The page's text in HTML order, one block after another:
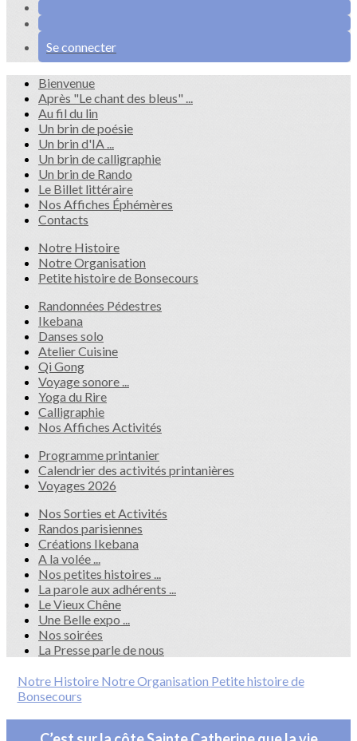
Se connecter
Bienvenue
Après "Le chant des bleus" ...
Au fil du lin
Un brin de poésie
Un brin d'IA ...
Un brin de calligraphie
Un brin de Rando
Le Billet littéraire
Nos Affiches Éphémères
Contacts
Notre Histoire
Notre Organisation
Petite histoire de Bonsecours
Randonnées Pédestres
Ikebana
Danses solo
Atelier Cuisine
Qi Gong
Voyage sonore ...
Yoga du Rire
Calligraphie
Nos Affiches Activités
Programme printanier
Calendrier des activités printanières
Voyages 2026
Nos Sorties et Activités
Randos parisiennes
Créations Ikebana
A la volée ...
Nos petites histoires ...
La parole aux adhérents ...
Le Vieux Chêne
Une Belle expo ...
Nos soirées
La Presse parle de nous
Notre Histoire Notre Organisation Petite histoire de
Bonsecours